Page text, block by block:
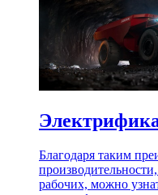
Благодаря таким
рабочих, можно